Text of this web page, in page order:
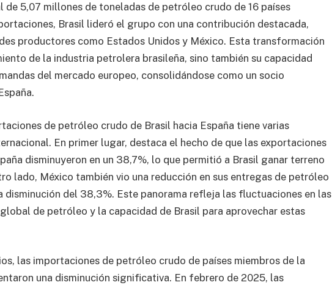
de 5,07 millones de toneladas de petróleo crudo de 16 países
Brasil lideró el grupo con una contribución destacada,
productores como Estados Unidos y México. Esta transformación
de la industria petrolera brasileña, sino también su capacidad
del mercado europeo, consolidándose como un socio
de petróleo crudo de Brasil hacia España tiene varias
En primer lugar, destaca el hecho de que las exportaciones
disminuyeron en un 38,7%, lo que permitió a Brasil ganar terreno
lado, México también vio una reducción en sus entregas de petróleo
disminución del 38,3%. Este panorama refleja las fluctuaciones en las
de petróleo y la capacidad de Brasil para aprovechar estas
las importaciones de petróleo crudo de países miembros de la
una disminución significativa. En febrero de 2025, las